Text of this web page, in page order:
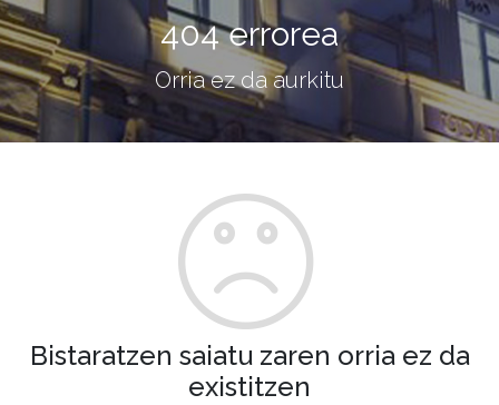
404 errorea
Orria ez da aurkitu
Bistaratzen saiatu zaren orria ez da
existitzen